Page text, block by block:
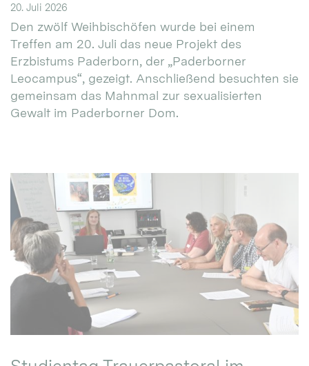
20. Juli 2026
Den zwölf Weihbischöfen wurde bei einem
Treffen am 20. Juli das neue Projekt des
Erzbistums Paderborn, der „Paderborner
Leocampus“, gezeigt. Anschließend besuchten sie
gemeinsam das Mahnmal zur sexualisierten
Gewalt im Paderborner Dom.